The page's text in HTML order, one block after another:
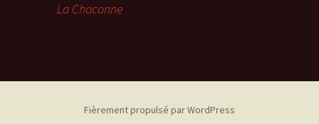
La Chaconne
Fièrement propulsé par WordPress